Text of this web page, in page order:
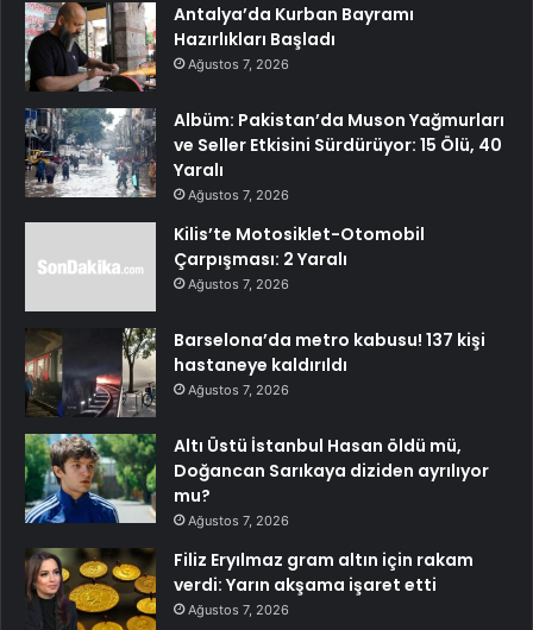
Antalya’da Kurban Bayramı
Hazırlıkları Başladı
Ağustos 7, 2026
Albüm: Pakistan’da Muson Yağmurları
ve Seller Etkisini Sürdürüyor: 15 Ölü, 40
Yaralı
Ağustos 7, 2026
Kilis’te Motosiklet-Otomobil
Çarpışması: 2 Yaralı
Ağustos 7, 2026
Barselona’da metro kabusu! 137 kişi
hastaneye kaldırıldı
Ağustos 7, 2026
Altı Üstü İstanbul Hasan öldü mü,
Doğancan Sarıkaya diziden ayrılıyor
mu?
Ağustos 7, 2026
Filiz Eryılmaz gram altın için rakam
verdi: Yarın akşama işaret etti
Ağustos 7, 2026